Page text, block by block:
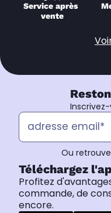
Service après
vente
Ou
Téléchargez
Profitez
commande, de
encore.